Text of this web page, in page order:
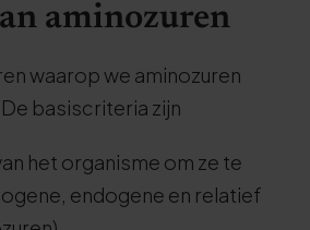
aminozuren
waarop we aminozuren
basiscriteria zijn
het organisme om ze te
endogene en relatief